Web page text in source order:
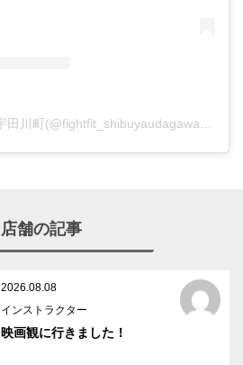
店舗の記事
2026.08.08
インストラクター
映画観に行きました！